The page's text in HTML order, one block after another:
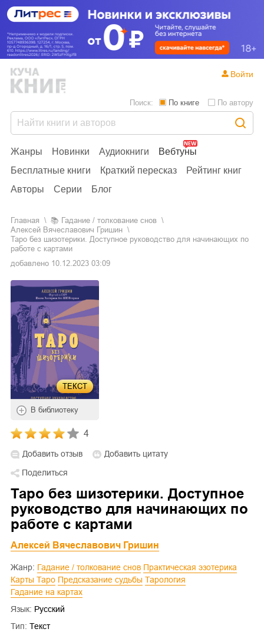
Жанры Новинки Аудиокниги
Вебтуны
Бесплатные книги
Краткий пересказ
Рейтинг книг
Авторы
Серии Блог
Поиск: По книге По автору
Войти
Главная 📚
гадание / толкование снов
Алексей Вячеславович Гришин
Таро без шизотерики. Доступное руководство для начинающих по
работе с картами
добавлено 10.12.2023 03:09
ТЕКСТ
В библиотеку
4
Добавить отзыв
Добавить цитату
Поделиться
Таро без шизотерики. Доступное
руководство для начинающих по
работе с картами
Алексей Вячеславович Гришин
Жанр: Гадание / толкование снов
Практическая эзотерика
Карты Таро
Предсказание судьбы
Тарология
Гадание на картах
Язык: Русский
Тип: Текст